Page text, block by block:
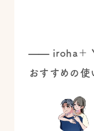
—— iroha＋
おすすめの使